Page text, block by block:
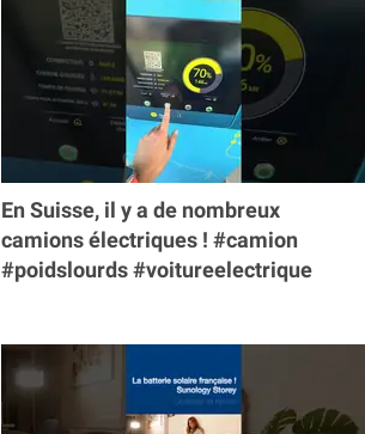
En Suisse, il y a de nombreux
camions électriques ! #camion
#poidslourds #voitureelectrique